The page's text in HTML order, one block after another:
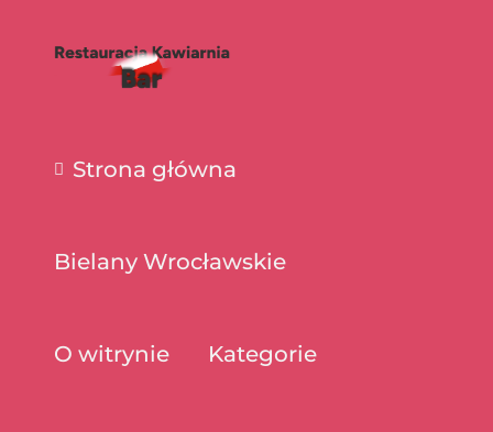
Strona główna
Bielany Wrocławskie
O witrynie Kategorie